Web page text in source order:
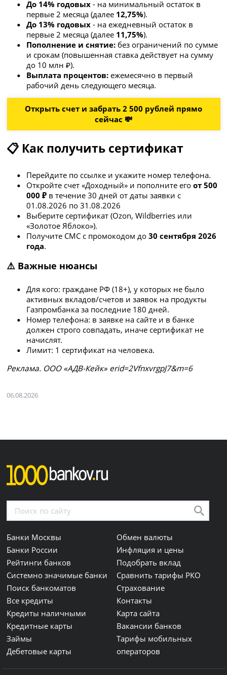
До 14% годовых- на минимальный остаток в
первые 2 месяца (далее 12,75%).
До 13% годовых- на ежедневный остаток в
первые 2 месяца (далее 11,75%).
Пополнение и снятие:без ограничений по сумме
и срокам (повышенная ставка действует на сумму
до 10 млн ₽).
Выплата процентов:ежемесячно в первый
рабочий день следующего месяца.
Открыть счет и забрать 2 500 рублей прямо
сейчас 💸
📋 Как получить сертификат
Перейдите по ссылке и укажите номер телефона.
Откройте счет «Доходный» и пополните его от 500
000 ₽в течение 30 дней от даты заявки с
01.08.2026 по 31.08.2026
Выберите сертификат (Ozon, Wildberries или
«Золотое Яблоко»).
Получите СМС с промокодом до 30 сентября 2026
года.
⚠️ Важные нюансы
Для кого: граждане РФ (18+), у которых не было
активных вкладов/счетов и заявок на продукты
Газпромбанка за последние 180 дней.
Номер телефона: в заявке на сайте и в банке
должен строго совпадать, иначе сертификат не
начислят.
Лимит: 1 сертификат на человека.
Рeклaмa. ООО «АДВ-Кейк» erid=2VfnxvrgpJ7&m=6
06.08.2026
Банки Москвы
Банки России
Рейтинги банков
Системно значимые банки
Поиск банкоматов
Все кредиты
Кредиты наличными
Кредитные карты
Займы
Дебетовые карты
Обмен валюты
Инфляция и цены
Подобрать вклад
Сравнить тарифы РКО
Страхование
Контакты
Карта сайта
Вакансии банков
Тарифы мобильных
операторов